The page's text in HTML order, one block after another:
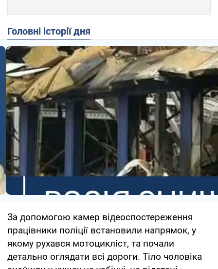
Головні історії дня
За допомогою камер відеоспостереження
працівники поліції встановили напрямок, у
якому рухався мотоцикліст, та почали
детально оглядати всі дороги. Тіло чоловіка